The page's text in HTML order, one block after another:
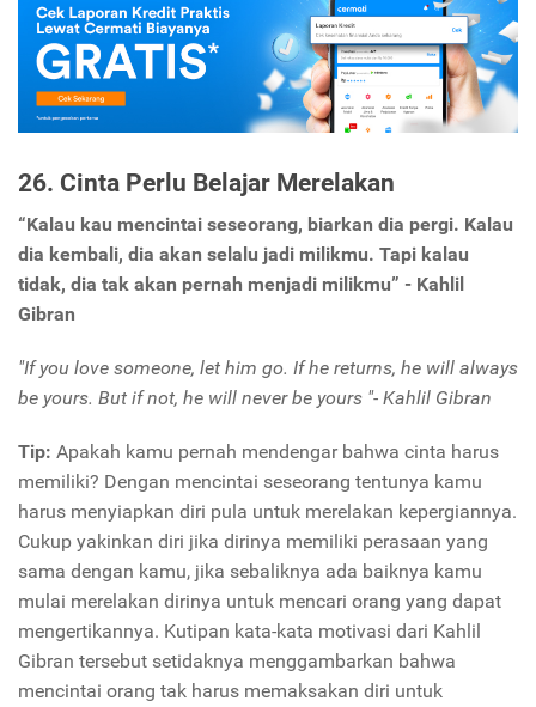
26. Cinta Perlu Belajar Merelakan
“Kalau kau mencintai seseorang, biarkan dia pergi. Kalau
dia kembali, dia akan selalu jadi milikmu. Tapi kalau
tidak, dia tak akan pernah menjadi milikmu” - Kahlil
Gibran
"If you love someone, let him go. If he returns, he will always
be yours. But if not, he will never be yours "- Kahlil Gibran
Tip: Apakah kamu pernah mendengar bahwa cinta harus
memiliki? Dengan mencintai seseorang tentunya kamu
harus menyiapkan diri pula untuk merelakan kepergiannya.
Cukup yakinkan diri jika dirinya memiliki perasaan yang
sama dengan kamu, jika sebaliknya ada baiknya kamu
mulai merelakan dirinya untuk mencari orang yang dapat
mengertikannya. Kutipan kata-kata motivasi dari Kahlil
Gibran tersebut setidaknya menggambarkan bahwa
mencintai orang tak harus memaksakan diri untuk